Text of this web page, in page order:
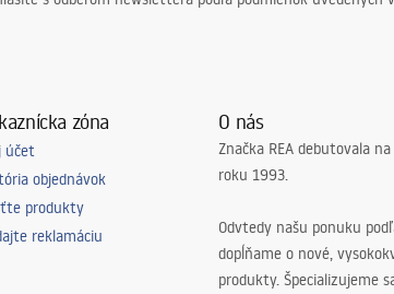
zóna
účet
objednávok
produkty
reklamáciu
O nás
Značka REA debutovala
roku 1993.
Odvtedy našu ponuku
dopĺňame o nové,
produkty. Špecializujeme